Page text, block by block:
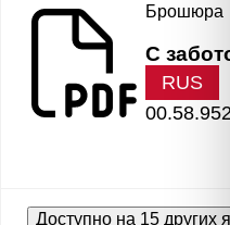
Брошюра
С
RUS
Доступно на 15 других